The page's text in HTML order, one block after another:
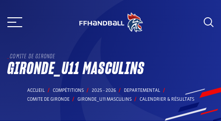
au
COMITE DE GIRONDE
GIRONDE_U11 MASCULINS
ACCUEIL COMPÉTITIONS 2025 - 2026
DEPARTEMENTAL
COMITE DE GIRONDE
GIRONDE_U11 MASCULINS CALENDRIER & RÉSULTATS